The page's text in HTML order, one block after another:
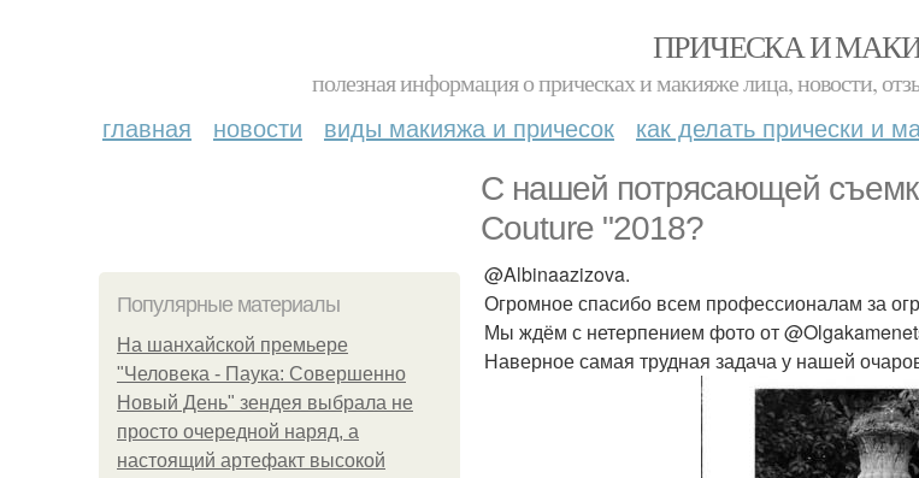
ПРИЧЕСКА И
полезная информация о прическах и макияже лица, новости,
главная новости виды макияжа и причесок как делать прически и
С нашей потрясающей
Couture "2018?
Популярные материалы
На шанхайской премьере
"Человека - Паука: Совершенно
Новый День" зендея выбрала не
просто очередной наряд, а
настоящий артефакт высокой
@Albinaazizova.
Огромное спасибо всем профессионалам за
Мы ждём с нетерпением фото от
Наверное самая трудная задача у нашей